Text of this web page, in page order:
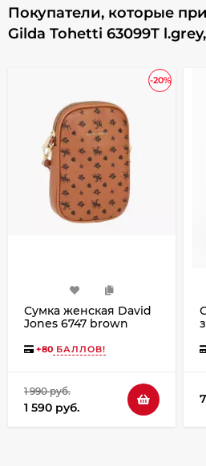
Покупатели, которые
Gilda Tohetti 63099T
-20%
Сумка женская David
Jones 6747 brown
+80 БАЛЛОВ!
1 990 руб.
1 590 руб.